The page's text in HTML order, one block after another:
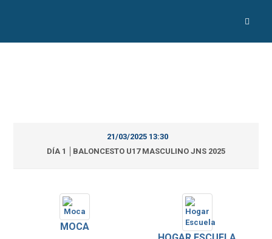
21/03/2025 13:30
DÍA 1 │BALONCESTO U17 MASCULINO JNS 2025
MOCA